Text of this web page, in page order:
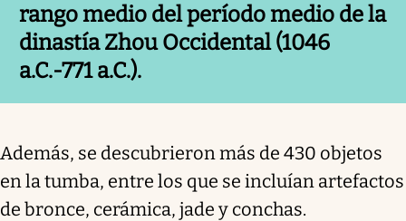
rango medio del período medio de la
dinastía Zhou Occidental (1046
a.C.-771 a.C.).
Además, se descubrieron más de 430 objetos
en la tumba, entre los que se incluían artefactos
de bronce, cerámica, jade y conchas.